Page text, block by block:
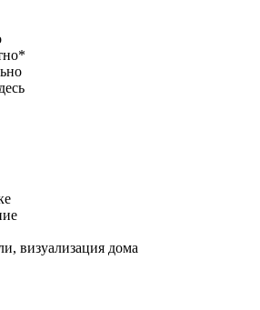
визуализация дома